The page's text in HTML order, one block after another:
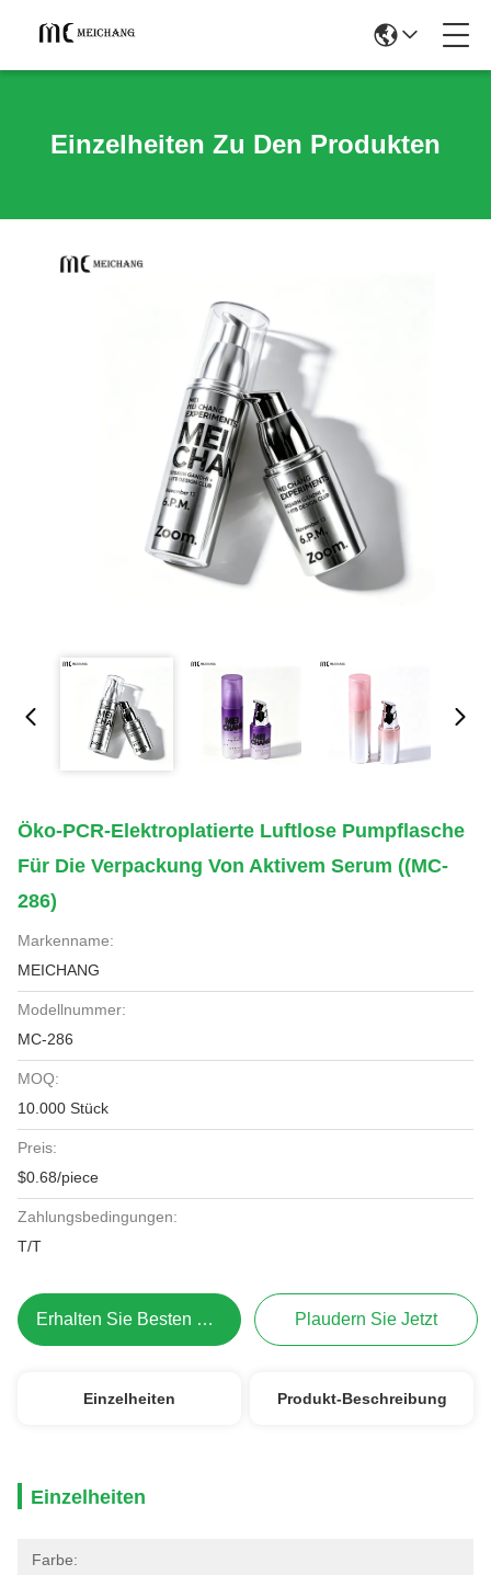
Einzelheiten Zu Den Produkten
Öko-PCR-Elektroplatierte Luftlose Pumpflasche
Für Die Verpackung Von Aktivem Serum ((MC-
286)
Markenname:
MEICHANG
Modellnummer:
MC-286
MOQ:
10.000 Stück
Preis:
$0.68/piece
Zahlungsbedingungen:
T/T
Erhalten Sie Besten Preis Plaudern Sie Jetzt
Einzelheiten Produkt-Beschreibung
Einzelheiten
Farbe: